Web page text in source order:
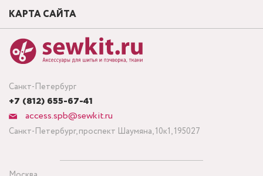
Санкт-Петербург
+7 (812) 655-67-41
access.spb@sewkit.ru
Санкт-Петербург, проспект Шаумяна, 10к1, 195027
КАРТА САЙТА